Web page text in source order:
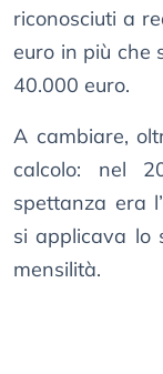
riconosciuti a
euro in più che
40.000 euro.
A cambiare,
calcolo: nel
spettanza era
si applicava lo
mensilità.